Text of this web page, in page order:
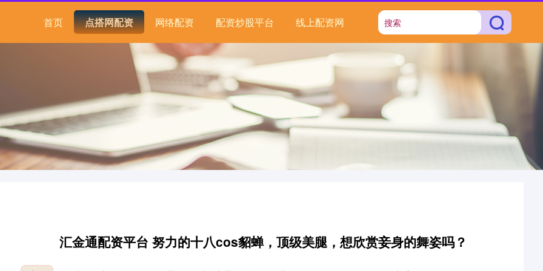
首页 点搭网配资 网络配资 配资炒股平台 线上配资网
汇金通配资平台 努力的十八cos貂蝉，顶级美腿，想欣赏妾身的舞姿吗？